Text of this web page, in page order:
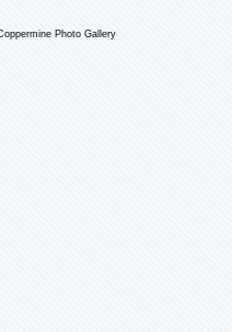
Photo Gallery